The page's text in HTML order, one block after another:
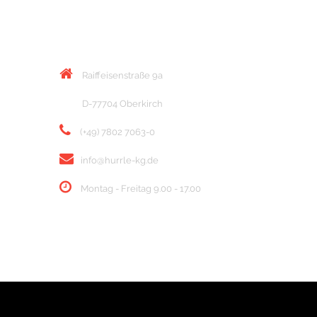
Raiffeisenstraße 9a
D-77704 Oberkirch
(+49) 7802 7063-0
info@hurrle-kg.de
Montag - Freitag 9.00 - 17.00